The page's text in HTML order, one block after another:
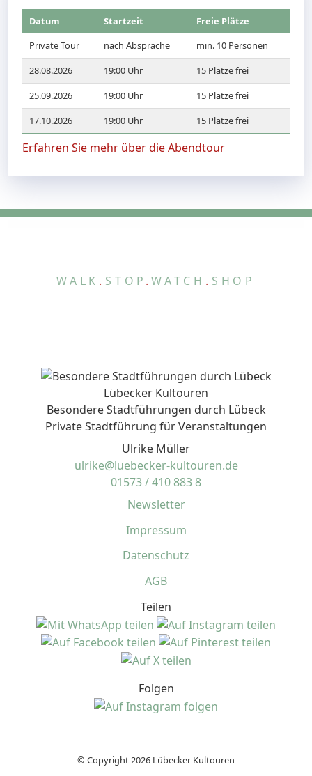
Erfahren Sie mehr über die Abendtour
Datum Startzeit
Freie Plätze
Private Tour
nach Absprache
min. 10 Personen
28.08.2026
19:00 Uhr
15 Plätze frei
25.09.2026
19:00 Uhr
15 Plätze frei
17.10.2026
19:00 Uhr 15 Plätze frei
WALK . STOP . WATCH . SHOP
Lübecker Kultouren
Besondere Stadtführungen durch Lübeck
Private Stadtführung für Veranstaltungen
Ulrike Müller
ulrike@luebecker-kultouren.de
01573 / 410 883 8
Newsletter
Impressum
Datenschutz
AGB
Teilen
Folgen
© Copyright 2026 Lübecker Kultouren